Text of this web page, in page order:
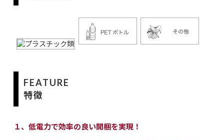
FEATURE
特徴
１、低電力で効率の良い開梱を実現！